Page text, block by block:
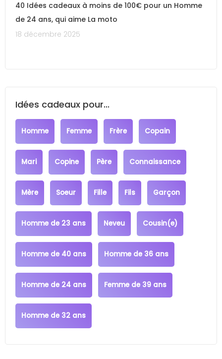
40 Idées cadeaux à moins de 100€ pour un Homme
de 24 ans, qui aime La moto
18 décembre 2025
Idées cadeaux pour...
Homme Femme Frère Copain
Mari Copine Père Connaissance
Mère Soeur Fille Fils Garçon
Homme de 23 ans Neveu Cousin(e)
Homme de 40 ans Homme de 36 ans
Homme de 24 ans Femme de 39 ans
Homme de 32 ans